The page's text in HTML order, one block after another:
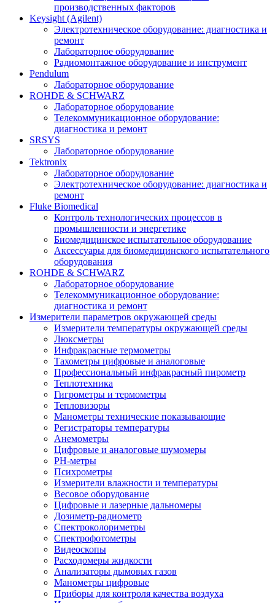
производственных факторов
Keysight (Agilent)
Электротехническое оборудование: диагностика и
ремонт
Лабораторное оборудование
Радиомонтажное оборудование и инструмент
Pendulum
Лабораторное оборудование
ROHDE & SCHWARZ
Лабораторное оборудование
Телекоммуникационное оборудование:
диагностика и ремонт
SRSYS
Лабораторное оборудование
Tektronix
Лабораторное оборудование
Электротехническое оборудование: диагностика и
ремонт
Fluke Biomedical
Контроль технологических процессов в
промышленности и энергетике
Биомедицинское испытательное оборудование
Аксессуары для биомедицинского испытательного
оборудования
ROHDE & SCHWARZ
Лабораторное оборудование
Телекоммуникационное оборудование:
диагностика и ремонт
Измерители параметров окружающей среды
Измерители температуры окружающей среды
Люксметры
Инфракрасные термометры
Тахометры цифровые и аналоговые
Профессиональный инфракрасный пирометр
Теплотехника
Гигрометры и термометры
Тепловизоры
Манометры технические показывающие
Регистраторы температуры
Анемометры
Цифровые и аналоговые шумомеры
PH-метры
Психрометры
Измерители влажности и температуры
Весовое оборудование
Цифровые и лазерные дальномеры
Дозиметр-радиометр
Спектроколориметры
Спектрофотометры
Видеоскопы
Расходомеры жидкости
Анализаторы дымовых газов
Манометры цифровые
Приборы для контроля качества воздуха